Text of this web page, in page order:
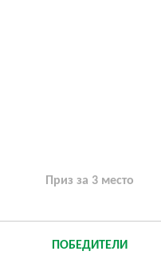
Приз за 3 место
ПОБЕДИТЕЛИ